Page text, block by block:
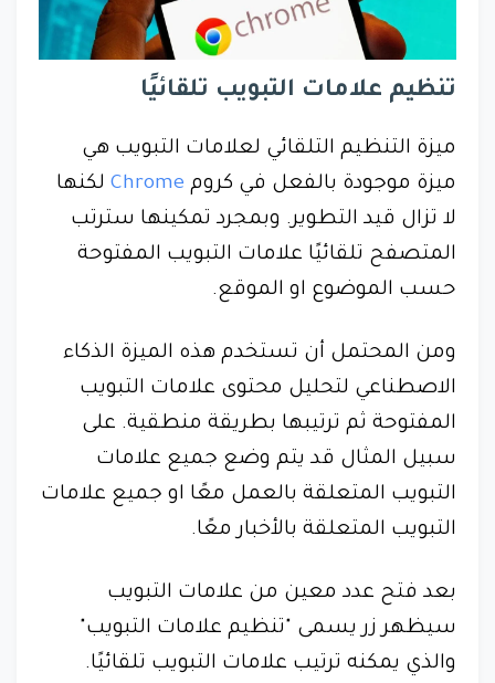
تنظيم علامات التبويب تلقائيًا
ميزة التنظيم التلقائي لعلامات التبويب هي
ميزة موجودة بالفعل في كروم Chrome لكنها
لا تزال قيد التطوير. وبمجرد تمكينها سترتب
المتصفح تلقائيًا علامات التبويب المفتوحة
حسب الموضوع او الموقع.
ومن المحتمل أن تستخدم هذه الميزة الذكاء
الاصطناعي لتحليل محتوى علامات التبويب
المفتوحة ثم ترتيبها بطريقة منطقية. على
سبيل المثال قد يتم وضع جميع علامات
التبويب المتعلقة بالعمل معًا او جميع علامات
التبويب المتعلقة بالأخبار معًا.
بعد فتح عدد معين من علامات التبويب
سيظهر زر يسمى "تنظيم علامات التبويب"
والذي يمكنه ترتيب علامات التبويب تلقائيًا.